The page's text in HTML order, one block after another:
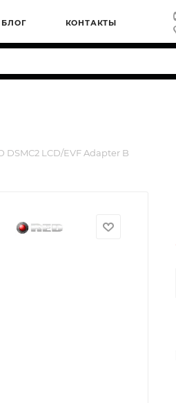
БЛОГ КОНТАКТЫ
DSMC2 LCD/EVF Adapter B